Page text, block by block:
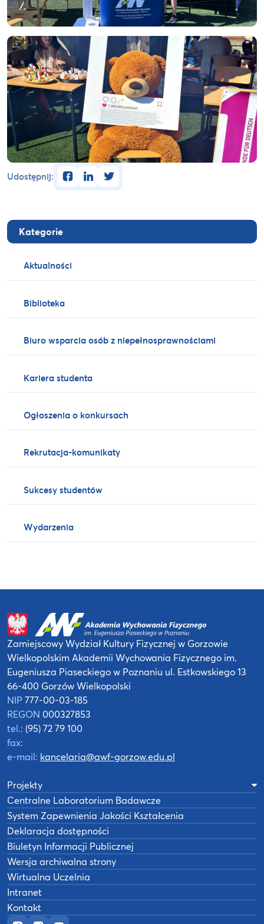
Kategorie
Aktualności
Biblioteka
Biuro wsparcia osób z niepełnosprawnościami
Kariera studenta
Ogłoszenia o konkursach
Rekrutacja-komunikaty
Sukcesy studentów
Wydarzenia
Udostępnij: facebooklinkedintwitter
Zamiejscowy Wydział Kultury Fizycznej w Gorzowie
Wielkopolskim Akademii Wychowania Fizycznego im.
Eugeniusza Piaseckiego w Poznaniu ul. Estkowskiego 13
66-400 Gorzów Wielkopolski
NIP 777-00-03-185
REGON 000327853
tel.: (95) 72 79 100
fax:
e-mail: kancelaria@awf-gorzow.edu.pl
Projekty
Centralne Laboratorium Badawcze
System Zapewnienia Jakości Kształcenia
Deklaracja dostępności
Biuletyn Informacji Publicznej
Wersja archiwalna strony
Wirtualna Uczelnia
Intranet
Kontakt